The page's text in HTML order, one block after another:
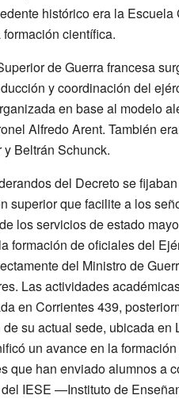
histórico era la
científica.
de Guerra francesa
y coordinación del
en base al modelo
Alfredo Arent. También
Beltrán Schunck.
del Decreto se
superior que facilite a los
los servicios de estado
formación de oficiales del
del Ministro de
Las actividades
en Corrientes 439,
su actual sede, ubicada
un avance en la
que han enviado alumnos a
IESE —Instituto de